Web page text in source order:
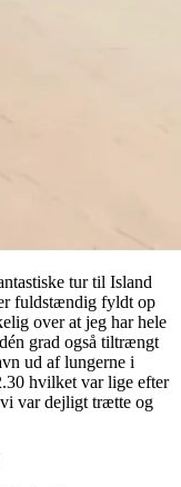
tur til Island
fuldstændig fyldt op
over at jeg har hele
grad også tiltrængt
ud af lungerne i
hvilket var lige efter
var dejligt trætte og